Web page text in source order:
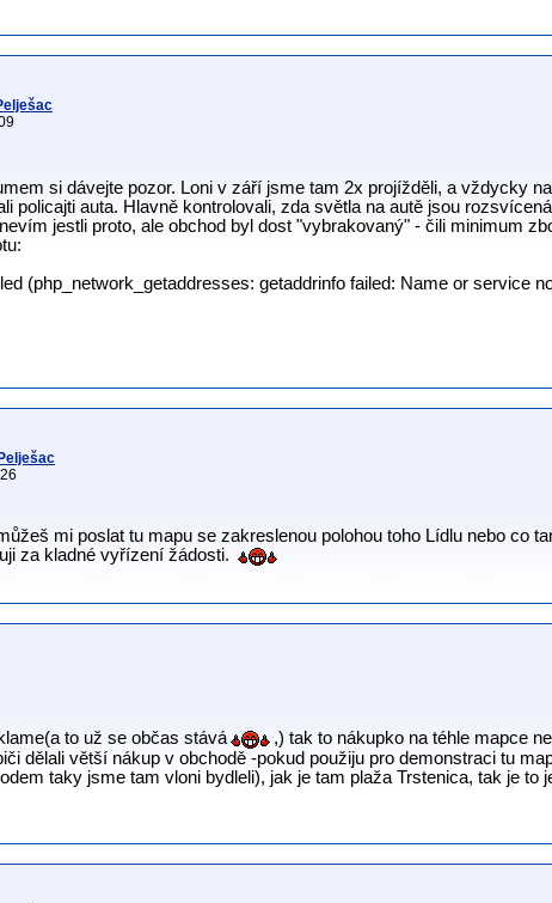
si dávejte pozor. Loni v září jsme tam 2x projížděli, a vždycky
policajti auta. Hlavně kontrolovali, zda světla na autě jsou
jestli proto, ale obchod byl dost "vybrakovaný" - čili minimum
(php_network_getaddresses: getaddrinfo failed: Name or service
mi poslat tu mapu se zakreslenou polohou toho Lídlu nebo co
za kladné vyřízení žádosti.
to už se občas stává
,) tak to nákupko na téhle mapce
dělali větší nákup v obchodě -pokud použiju pro demonstraci tu
taky jsme tam vloni bydleli), jak je tam plaža Trstenica, tak je to